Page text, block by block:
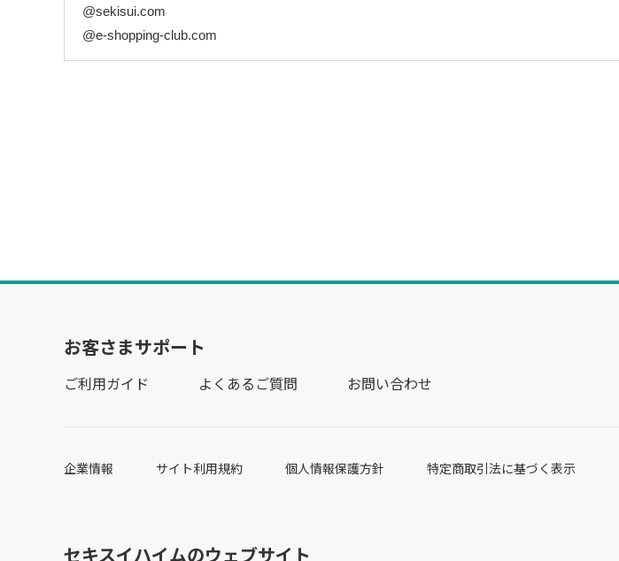
@sekisui.com
@e-shopping-club.com
お客さまサポート
ご利用ガイド よくあるご質問 お問い合わせ
企業情報 サイト利用規約 個人情報保護方針 特定商取引法に基づく表示
セキスイハイムのウェブサイト